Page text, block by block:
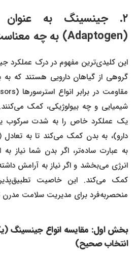
۲. جینسینگ به عنوان
این کلیدی‌ترین مفهوم در درک عملکرد
گروهی از گیاهان دارویی هستند که به
شیمیایی و چه بیولوژیکی، کمک
یک عملکرد خاص را به شدت سرکوب یا
به عبارت ساده‌تر، اگر بدن شما نیاز به
انرژی می‌بخشد و اگر نیاز به آرامش
کمک می‌کند. این خاصیت
منحصربه‌فرد برای مدیریت سلامت مدرن
بخش اول: مقایسه انواع جینسینگ (یک
انتخاب صحیح)